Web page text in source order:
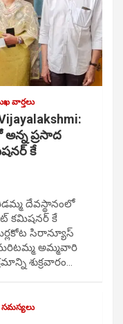
వార్తలు
ప్రసాద
కే
దేవస్థానంలో
కమిషనర్ కే
సిరాన్యూస్
మరిటమ్మ అమ్మవారి
శుక్రవారం…
సమస్యలు